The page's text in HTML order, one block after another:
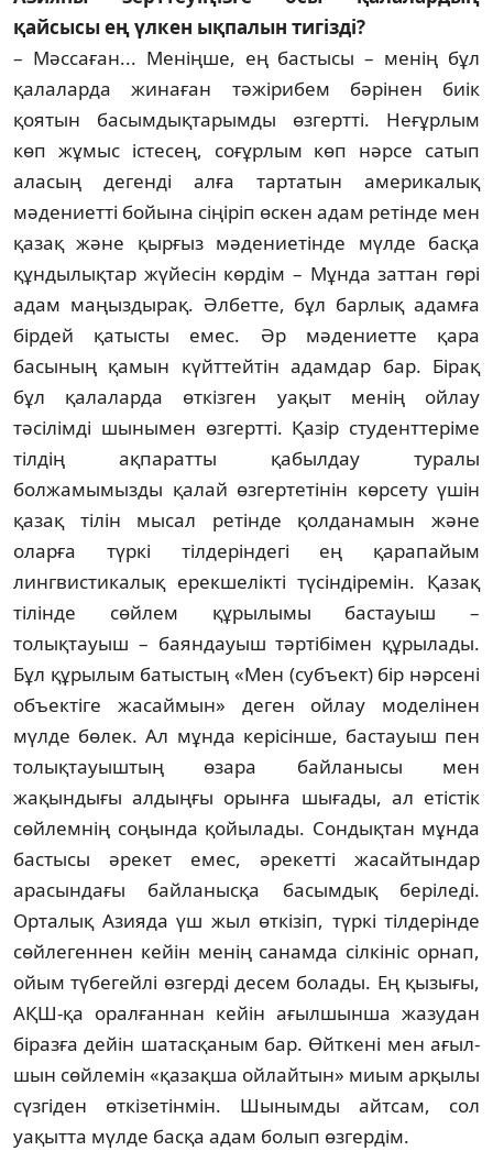
қайсысы ең үлкен ықпалын тигізді?
– Мәссаған... Меніңше, ең бастысы – ме­нің бұл
қалаларда жинаған тәжірибем бәрі­нен биік
қоятын басымдықтарымды өзгертті. Неғұрлым
көп жұмыс істесең, соғұрлым көп нәрсе сатып
аласың дегенді алға тартатын америкалық
мәдениетті бойына сіңіріп өскен адам ретінде мен
қазақ және қырғыз мәдениетінде мүлде басқа
құндылықтар жүйесін көрдім – Мұнда заттан гөрі
адам маңыздырақ. Әлбетте, бұл барлық адамға
бірдей қатысты емес. Әр мәдениетте қара
басының қамын күйттейтін адамдар бар. Бірақ
бұл қалаларда өткізген уақыт менің ойлау
тәсілімді шынымен өзгертті. Қазір студенттеріме
тілдің ақпаратты қабылдау туралы
болжамымызды қалай өзгертетінін көрсету үшін
қазақ тілін мысал ретінде қолданамын және
оларға түркі тілдеріндегі ең қарапайым
лингвистикалық ерекшелікті түсіндіремін. Қазақ
тілінде сөйлем құры­лымы бастауыш –
толықтауыш – баяндауыш тәртібімен құрылады.
Бұл құрылым батыс­тың «Мен (субъект) бір нәрсені
объектіге жа­саймын» деген ойлау моделінен
мүлде бөлек. Ал мұнда керісінше, бастауыш пен
толықтауыштың өзара байланысы мен
жақындығы алдыңғы орынға шығады, ал етіс­тік
сөйлемнің соңында қойылады. Сон­дық­тан мұнда
бастысы әрекет емес, әре­кетті жа­сайтындар
арасындағы байланысқа ба­сым­дық беріледі.
Орталық Азияда үш жыл өт­кізіп, түркі тілдерінде
сөйлегеннен кейін менің санамда сілкініс орнап,
ойым түбегейлі өзгер­ді десем болады. Ең қызығы,
АҚШ-қа оралғаннан кейін ағылшынша жазудан
біраз­ға дейін шатасқаным бар. Өйткені мен ағыл­
шын сөйлемін «қазақша ойлайтын» миым арқылы
сүзгіден өткізетінмін. Шы­нымды айтсам, сол
уақытта мүлде басқа адам болып өзгердім.